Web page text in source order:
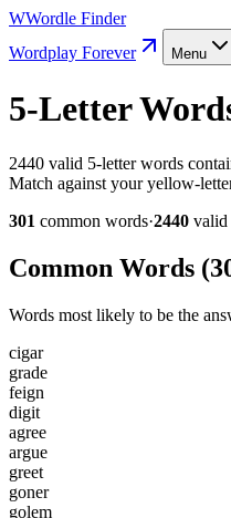
WWordle Finder
Wordplay Forever
Menu
5-Letter
2440 valid 5-letter words
Match against your yellow-
301 common words·2440 valid
Common Words (
Words most likely to be the
cigar
grade
feign
digit
agree
argue
greet
goner
golem